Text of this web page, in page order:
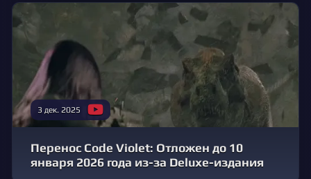
3 дек. 2025
Перенос Code Violet: Отложен до 10
января 2026 года из-за Deluxe-издания